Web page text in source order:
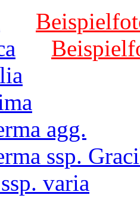
agg.
ssp.
varia